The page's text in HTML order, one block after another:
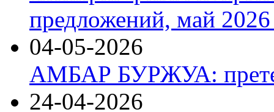
предложений, май 2026
04-05-2026
АМБАР БУРЖУА:
24-04-2026